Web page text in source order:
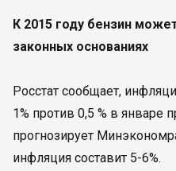
К 2015 году бензин
законных основаниях
Росстат сообщает,
1% против 0,5 % в январе
прогнозирует
инфляция составит 5-6%.